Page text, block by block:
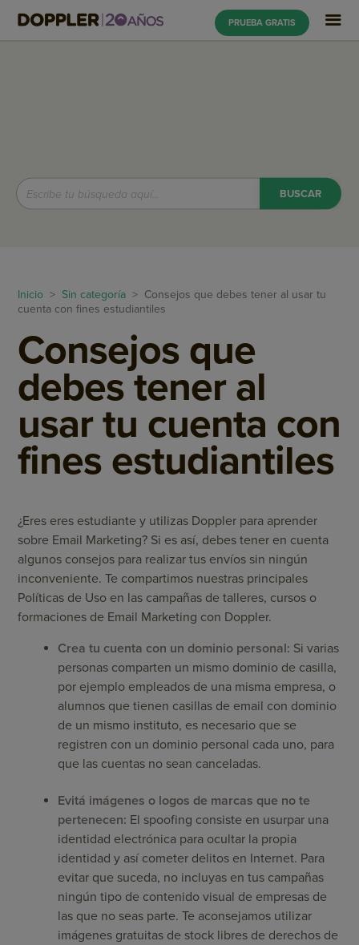
PRUEBA GRATIS
Inicio > Sin categoría > Consejos que debes tener al usar tu
cuenta con fines estudiantiles
Consejos que
debes tener al
usar tu cuenta con
fines estudiantiles
¿Eres eres estudiante y utilizas Doppler para aprender
sobre Email Marketing? Si es así, debes tener en cuenta
algunos consejos para realizar tus envíos sin ningún
inconveniente. Te compartimos nuestras principales
Políticas de Uso en las campañas de talleres, cursos o
formaciones de Email Marketing con Doppler.
Crea tu cuenta con un dominio personal: Si varias
personas comparten un mismo dominio de casilla,
por ejemplo empleados de una misma empresa, o
alumnos que tienen casillas de email con dominio
de un mismo instituto, es necesario que se
registren con un dominio personal cada uno, para
que las cuentas no sean canceladas.
Evitá imágenes o logos de marcas que no te
pertenecen: El spoofing consiste en usurpar una
identidad electrónica para ocultar la propia
identidad y así cometer delitos en Internet. Para
evitar que suceda, no incluyas en tus campañas
ningún tipo de contenido visual de empresas de
las que no seas parte. Te aconsejamos utilizar
imágenes gratuitas de stock libres de derechos de